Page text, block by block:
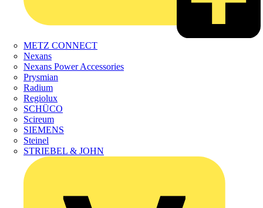
METZ CONNECT
Nexans
Nexans Power Accessories
Prysmian
Radium
Regiolux
SCHÜCO
Scireum
SIEMENS
Steinel
STRIEBEL & JOHN